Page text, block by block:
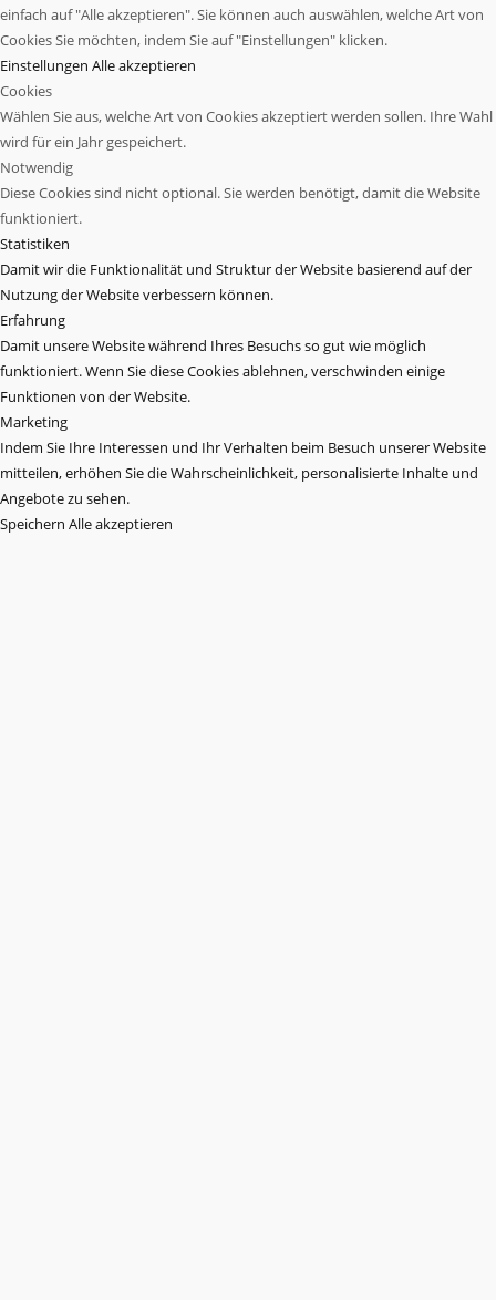
einfach auf "Alle akzeptieren". Sie können auch auswählen, welche Art von
Cookies Sie möchten, indem Sie auf "Einstellungen" klicken.
Einstellungen Alle akzeptieren
Cookies
Wählen Sie aus, welche Art von Cookies akzeptiert werden sollen. Ihre Wahl
wird für ein Jahr gespeichert.
Notwendig
Diese Cookies sind nicht optional. Sie werden benötigt, damit die Website
funktioniert.
Statistiken
Damit wir die Funktionalität und Struktur der Website basierend auf der
Nutzung der Website verbessern können.
Erfahrung
Damit unsere Website während Ihres Besuchs so gut wie möglich
funktioniert. Wenn Sie diese Cookies ablehnen, verschwinden einige
Funktionen von der Website.
Marketing
Indem Sie Ihre Interessen und Ihr Verhalten beim Besuch unserer Website
mitteilen, erhöhen Sie die Wahrscheinlichkeit, personalisierte Inhalte und
Angebote zu sehen.
Speichern Alle akzeptieren